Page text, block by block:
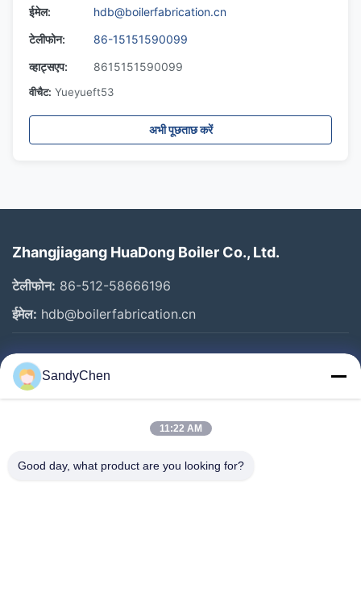
ईमेल:
hdb@boilerfabrication.cn
टेलीफोन:
86-15151590099
व्हाट्सएप:
8615151590099
वीचैट: Yueyueft53
अभी पूछताछ करें
Zhangjiagang HuaDong Boiler Co., Ltd.
टेलीफोन: 86-512-58666196
ईमेल: hdb@boilerfabrication.cn
त्वरित लिंक
घर
वीडियो
SandyChen
11:22 AM
Good day, what product are you looking for?